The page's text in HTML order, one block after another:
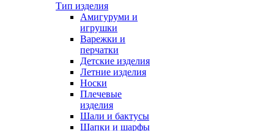
Тип изделия
Амигуруми и
игрушки
Варежки и
перчатки
Детские изделия
Летние изделия
Носки
Плечевые
изделия
Шали и бактусы
Шапки и шарфы